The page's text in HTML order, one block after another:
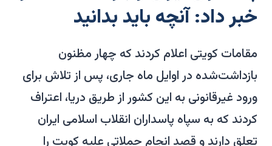
خبر داد: آنچه باید بدانید
مقامات کویتی اعلام کردند که چهار مظنون
بازداشت‌شده در اوایل ماه جاری، پس از تلاش برای
ورود غیرقانونی به این کشور از طریق دریا، اعتراف
کردند که به سپاه پاسداران انقلاب اسلامی ایران
تعلق دارند و قصد انجام حملاتی علیه کویت را